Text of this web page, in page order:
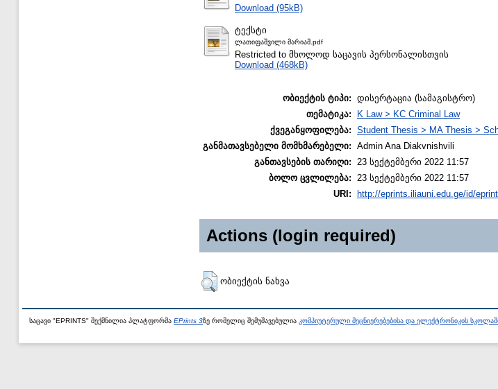
Download (95kB)
ტექსტი
ლათიფაშვილი მარიამ.pdf
Restricted to მხოლოდ საცავის პერსონალისთვის
Download (468kB)
ობიექტის ტიპი: დისერტაცია (სამაგისტრო)
თემატიკა:
K Law > KC Criminal Law
ქვეგანყოფილება: Student Thesis > MA Thesis >
განმათავსებელი მომხმარებელი: Admin Ana Diakvnishvili
განთავსების თარიღი: 23 სექტემბერი 2022 11:57
ბოლო ცვლილება: 23 სექტემბერი 2022 11:57
URI:
http://eprints.iliauni.edu.ge/id/
Actions (login required)
ობიექტის ნახვა
საცავი "EPRINTS" შექმნილია პლატფორმა EPrints 3ზე რომელიც შემუშავებულია კომპიუტერული მეცნიერებებისა და ელექტრონიკის